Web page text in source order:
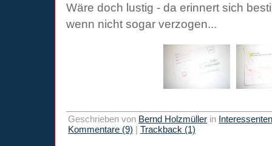
Wäre doch lustig - da erinnert sich
wenn nicht sogar verzogen...
Geschrieben von Bernd Holzmüller in
Kommentare (9) | Trackback (1)